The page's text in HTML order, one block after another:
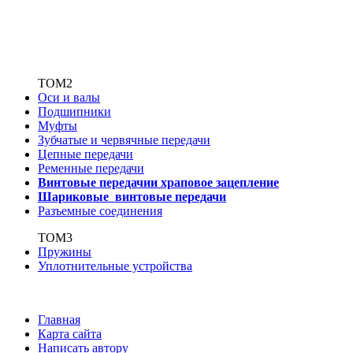
ТОМ2
Оси и валы
Подшипники
Муфты
Зубчатые и червячные передачи
Цепные передачи
Ременные передачи
Винтовые передачии храповое зацепление
Шариковые винтовые передачи
Разъемные соединения
ТОМ3
Пружины
Уплотнительные устройства
Главная
Карта сайта
Написать автору